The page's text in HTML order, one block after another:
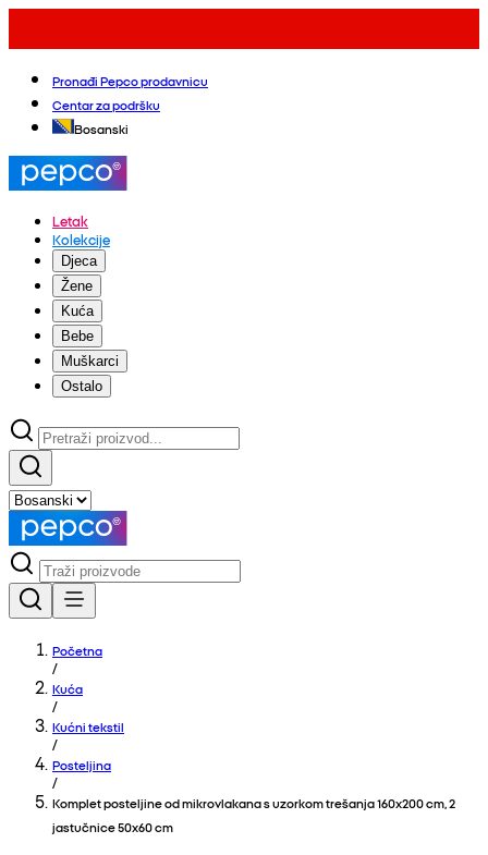
Pronađi Pepco prodavnicu
Centar za podršku
Bosanski
Letak
Kolekcije
Djeca
Žene
Kuća
Bebe
Muškarci
Ostalo
Početna
/
Kuća
/
Kućni tekstil
/
Posteljina
/
Komplet posteljine od mikrovlakana s uzorkom trešanja 160x200 cm, 2
jastučnice 50x60 cm